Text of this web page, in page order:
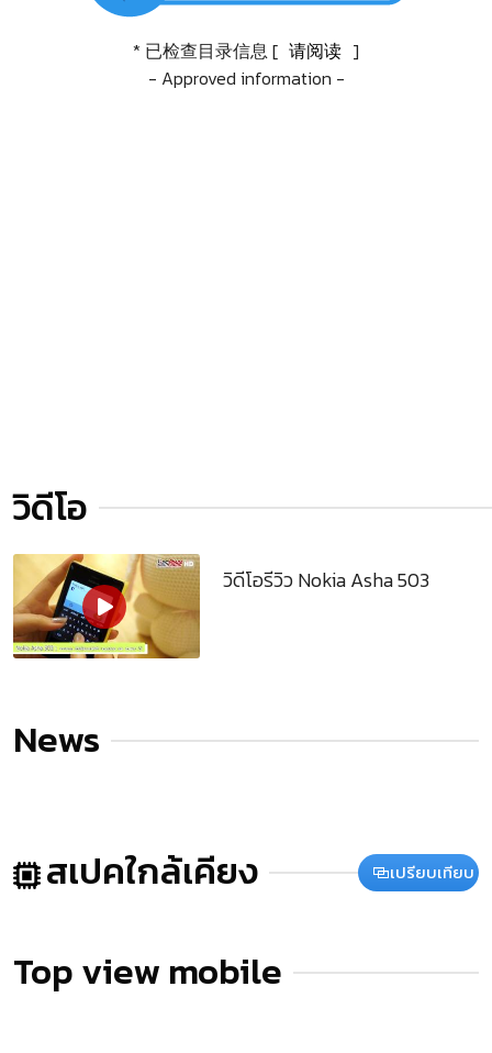
* 已检查目录信息 [ 请阅读 ]
- Approved information -
วิดีโอ
วิดีโอรีวิว Nokia Asha 503
News
สเปคใกล้เคียง เปรียบเทียบ
Top view mobile